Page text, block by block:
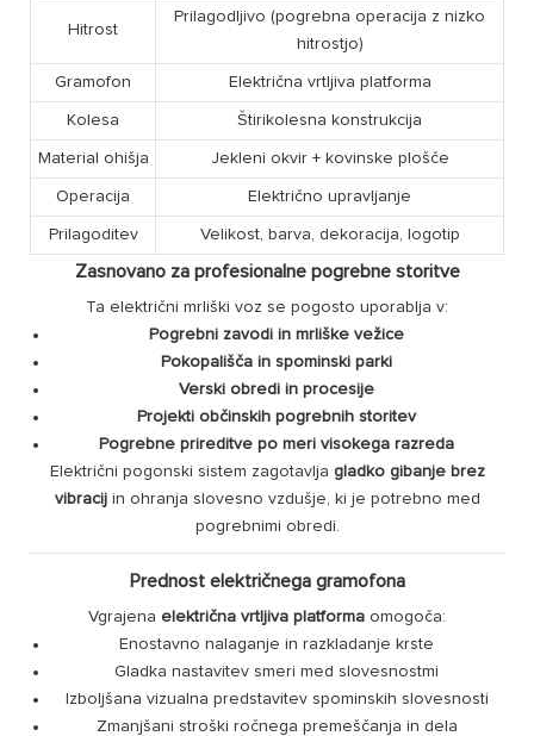
Hitrost
Prilagodljivo (pogrebna operacija z nizko
hitrostjo)
Gramofon Električna vrtljiva platforma
Kolesa Štirikolesna konstrukcija
Material ohišja Jekleni okvir + kovinske plošče
Operacija Električno upravljanje
Prilagoditev Velikost, barva, dekoracija, logotip
Zasnovano za profesionalne pogrebne storitve
Ta električni mrliški voz se pogosto uporablja v:
Pogrebni zavodi in mrliške vežice
Pokopališča in spominski parki
Verski obredi in procesije
Projekti občinskih pogrebnih storitev
Pogrebne prireditve po meri visokega razreda
Električni pogonski sistem zagotavlja gladko gibanje brez
vibracijin ohranja slovesno vzdušje, ki je potrebno med
pogrebnimi obredi.
Prednost električnega gramofona
Vgrajena električna vrtljiva platforma omogoča:
Enostavno nalaganje in razkladanje krste
Gladka nastavitev smeri med slovesnostmi
Izboljšana vizualna predstavitev spominskih slovesnosti
Zmanjšani stroški ročnega premeščanja in dela